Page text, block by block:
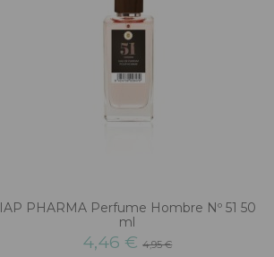
IAP PHARMA Perfume Hombre Nº 51 50
ml
4,46 €4,95 €